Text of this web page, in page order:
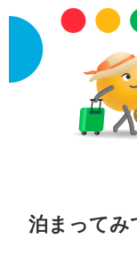
泊まってみ